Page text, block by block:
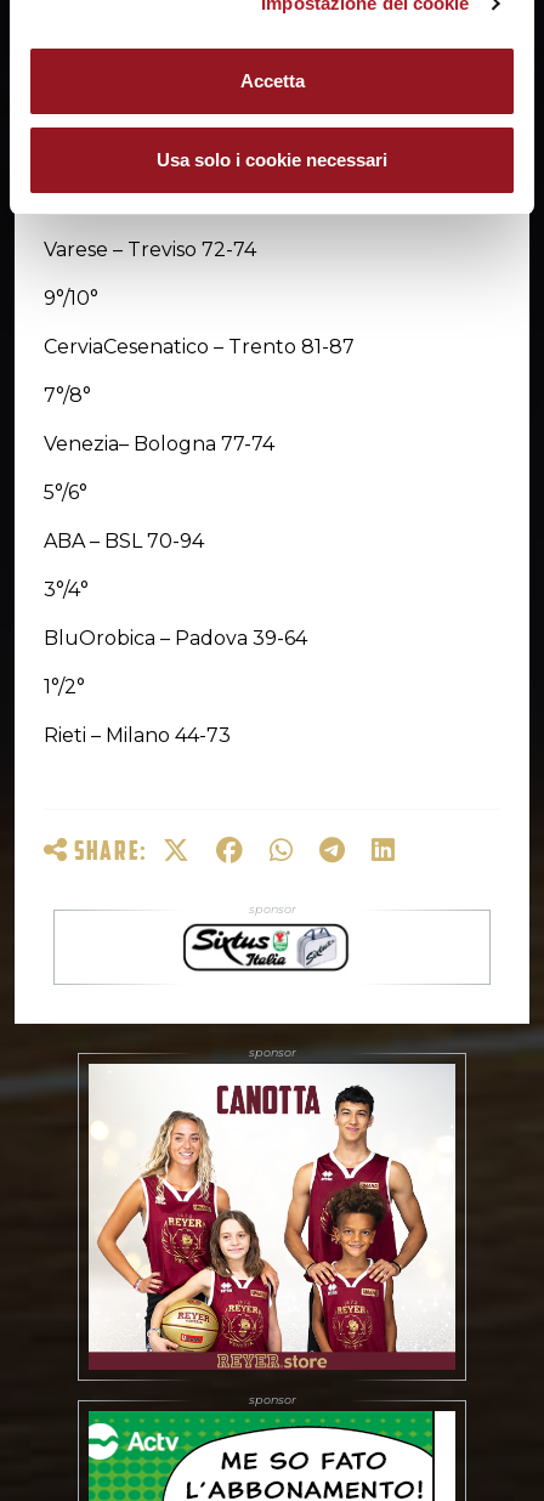
Accetta
Usa solo i cookie necessari
Rucker – Collegno 69-70
Area Pro – Pordenone 43-58
11°/12°
Varese – Treviso 72-74
9°/10°
CerviaCesenatico – Trento 81-87
7°/8°
Venezia– Bologna 77-74
5°/6°
ABA – BSL 70-94
3°/4°
BluOrobica – Padova 39-64
1°/2°
Rieti – Milano 44-73
SHARE: